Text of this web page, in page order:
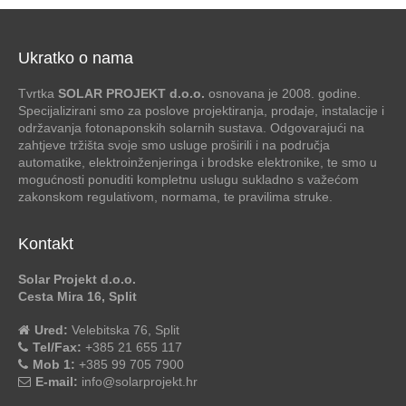
Ukratko o nama
Tvrtka SOLAR PROJEKT d.o.o. osnovana je 2008. godine.
Specijalizirani smo za poslove projektiranja, prodaje, instalacije i
održavanja fotonaponskih solarnih sustava. Odgovarajući na
zahtjeve tržišta svoje smo usluge proširili i na područja
automatike, elektroinženjeringa i brodske elektronike, te smo u
mogućnosti ponuditi kompletnu uslugu sukladno s važećom
zakonskom regulativom, normama, te pravilima struke.
Kontakt
Solar Projekt d.o.o.
Cesta Mira 16, Split
Ured: Velebitska 76, Split
Tel/Fax: +385 21 655 117
Mob 1: +385 99 705 7900
E-mail: info@solarprojekt.hr